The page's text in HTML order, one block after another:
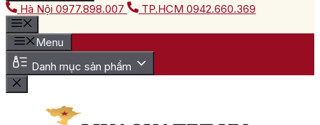
Hà Nội 0977.898.007 TP.HCM 0942.660.369
Menu
Danh mục sản phẩm